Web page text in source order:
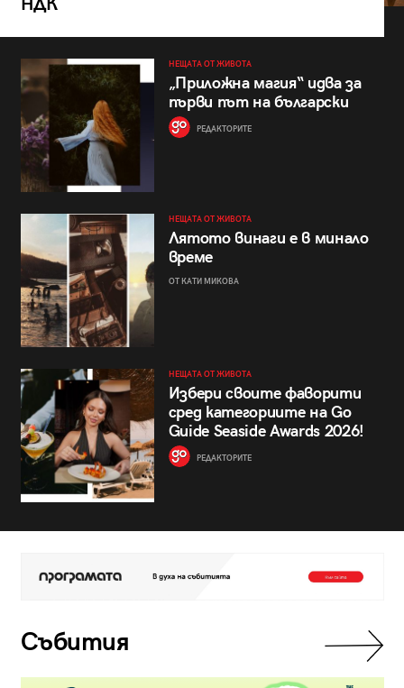
НДК
НЕЩАТА ОТ ЖИВОТА
„Приложна магия“ идва за
първи път на български
РЕДАКТОРИТЕ
НЕЩАТА ОТ ЖИВОТА
Лятото винаги е в минало
време
ОТ КАТИ МИКОВА
НЕЩАТА ОТ ЖИВОТА
Избери своите фаворити
сред категориите на Go
Guide Seaside Awards 2026!
РЕДАКТОРИТЕ
Събития